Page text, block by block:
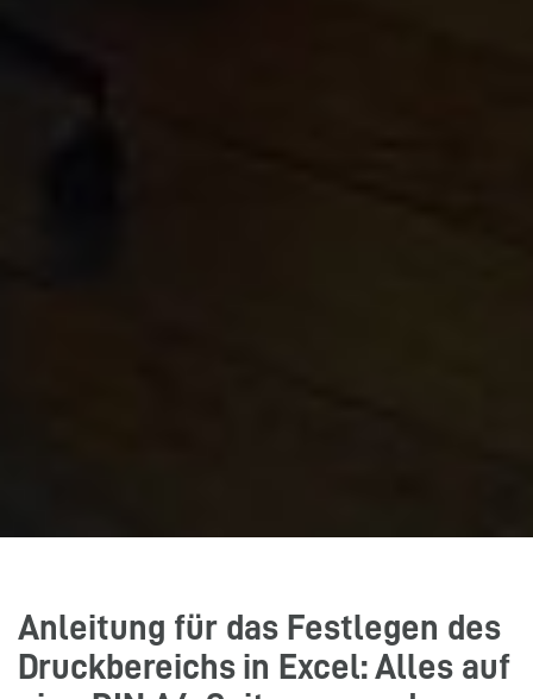
Anleitung für das Festlegen des
Druckbereichs in Excel: Alles auf